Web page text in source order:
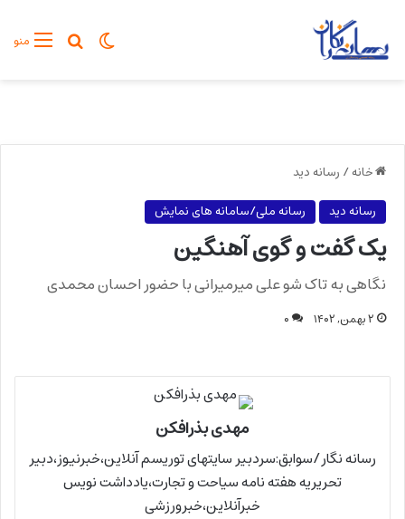
منوجستجو
تغییر پوسته
خانه/ رسانه دید
رسانه دید
رسانه ملی/سامانه های نمایش
یک گفت و گوی آهنگین
نگاهی به تاک شو علی میرمیرانی با حضور احسان محمدی
۲ بهمن, ۱۴۰۲ ۰
مهدی بذرافکن
رسانه نگار/سوابق:سردبیر سایتهای توریسم آنلاین،خبرنیوز،دبیر
تحریریه هفته نامه سیاحت و تجارت،یادداشت نویس
خبرآنلاین،خبرورزشی